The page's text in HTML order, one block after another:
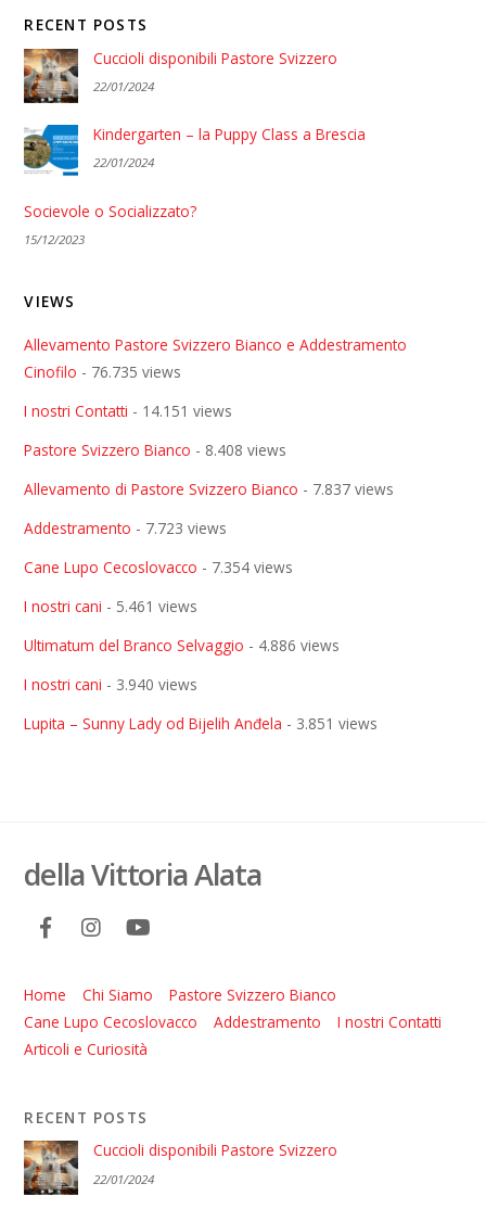
RECENT POSTS
Cuccioli disponibili Pastore Svizzero
22/01/2024
Kindergarten – la Puppy Class a Brescia
22/01/2024
Socievole o Socializzato?
15/12/2023
VIEWS
Allevamento Pastore Svizzero Bianco e Addestramento
Cinofilo - 76.735 views
I nostri Contatti - 14.151 views
Pastore Svizzero Bianco - 8.408 views
Allevamento di Pastore Svizzero Bianco - 7.837 views
Addestramento - 7.723 views
Cane Lupo Cecoslovacco - 7.354 views
I nostri cani - 5.461 views
Ultimatum del Branco Selvaggio - 4.886 views
I nostri cani - 3.940 views
Lupita – Sunny Lady od Bijelih Anđela - 3.851 views
della Vittoria Alata
Home Chi Siamo
Pastore Svizzero Bianco
Cane Lupo Cecoslovacco
Addestramento
I nostri Contatti
Articoli e Curiosità
RECENT POSTS
Cuccioli disponibili Pastore Svizzero
22/01/2024